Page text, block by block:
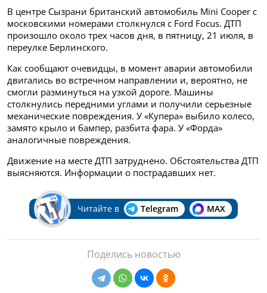
В центре Сызрани британский автомобиль Mini Cooper с
московскими номерами столкнулся с Ford Focus. ДТП
произошло около трех часов дня, в пятницу, 21 июля, в
переулке Берлинского.
Как сообщают очевидцы, в момент аварии автомобили
двигались во встречном направлении и, вероятно, не
смогли разминуться на узкой дороге. Машины
столкнулись передними углами и получили серьезные
механические повреждения. У «Купера» выбило колесо,
замято крыло и бампер, разбита фара. У «Форда»
аналогичные повреждения.
Движение на месте ДТП затруднено. Обстоятельства ДТП
выясняются. Информации о пострадавших нет.
Читайте в Telegram MAX
Поделись новостью